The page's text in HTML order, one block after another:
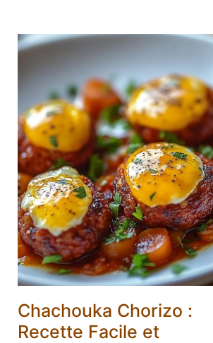
Chachouka Chorizo :
Recette Facile et